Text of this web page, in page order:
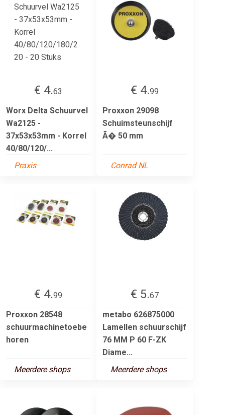
€ 4.63
Worx Delta Schuurvel
Wa2125 -
37x53x53mm - Korrel
40/80/120/...
Praxis
€ 4.99
Proxxon 29098
Schuimsteunschijf
Ã� 50 mm
Conrad NL
€ 4.99
Proxxon 28548
schuurmachinetoebe
horen
Meerdere shops
€ 5.67
metabo 626875000
Lamellen schuurschijf
76 MM P 60 F-ZK
Diame...
Meerdere shops